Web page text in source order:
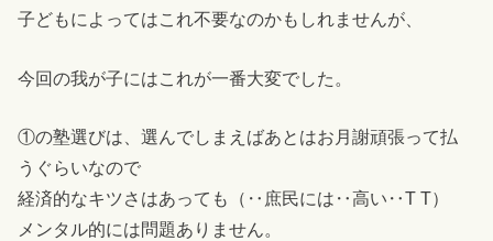
子どもによってはこれ不要なのかもしれませんが、
今回の我が子にはこれが一番大変でした。
①の塾選びは、選んでしまえばあとはお月謝頑張って払
うぐらいなので
経済的なキツさはあっても（‥庶民には‥高い‥T T）
メンタル的には問題ありません。